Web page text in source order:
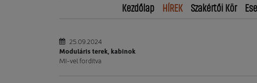
Kezdőlap HÍREK Szakértői Kör
25.09.2024
Moduláris terek, kabinok
MI-vel fordítva